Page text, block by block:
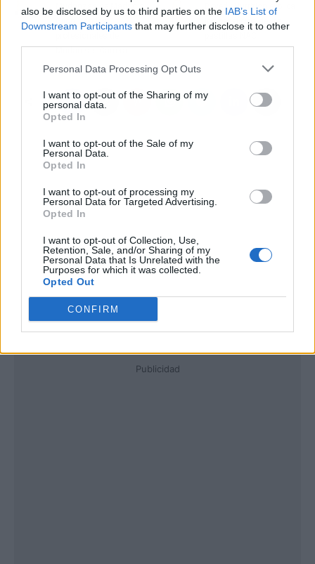
also be disclosed by us to third parties on the IAB’s List of
Downstream Participants that may further disclose it to other
Personal Data Processing Opt Outs
I want to opt-out of the Sharing of my
personal data.
Opted In
I want to opt-out of the Sale of my
Personal Data.
Opted In
I want to opt-out of processing my
Personal Data for Targeted Advertising.
Opted In
I want to opt-out of Collection, Use,
Retention, Sale, and/or Sharing of my
Personal Data that Is Unrelated with the
Purposes for which it was collected.
Opted Out
CONFIRM
Mudanzas de Madrid a
Gijón, con los
Mudanzas Carrera
Beverly Nutrition explica
los beneficios de las
Publicidad